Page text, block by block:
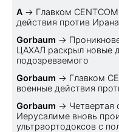
A → Главком
действия против Ирана
Gorbaum →
ЦАХАЛ раскрыл новые
подозреваемого
Gorbaum → Главком
военные действия
Gorbaum → Четвертая
Иерусалиме вновь
ультраортодоксов с